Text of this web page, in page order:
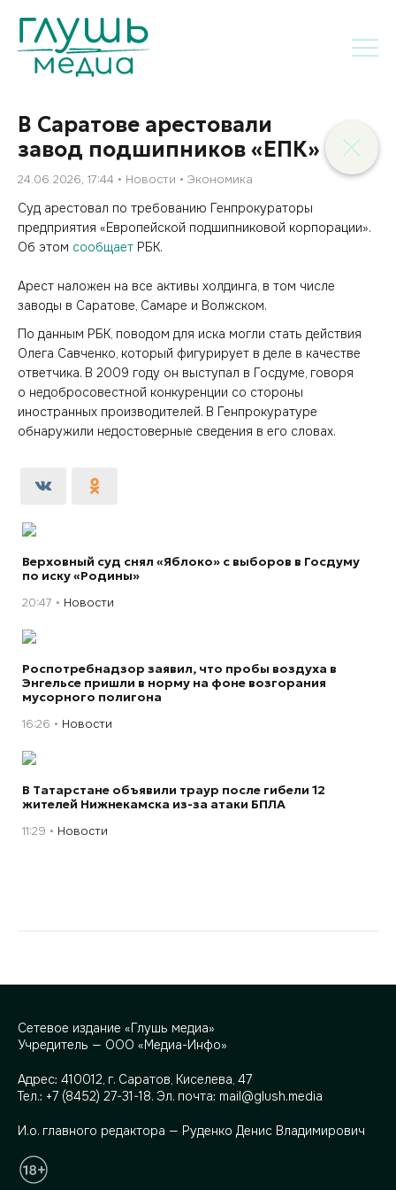
В Саратове арестовали
завод подшипников «ЕПК»
24.06.2026, 17:44 Новости Экономика
Суд арестовал по требованию Генпрокураторы
предприятия «Европейской подшипниковой корпорации».
Об этом сообщает РБК.
Арест наложен на все активы холдинга, в том числе
заводы в Саратове, Самаре и Волжском.
По данным РБК, поводом для иска могли стать действия
Олега Савченко, который фигурирует в деле в качестве
ответчика. В 2009 году он выступал в Госдуме, говоря
о недобросовестной конкуренции со стороны
иностранных производителей. В Генпрокуратуре
обнаружили недостоверные сведения в его словах.
Верховный суд снял «Яблоко» с выборов в Госдуму
по иску «Родины»
20:47 Новости
Роспотребнадзор заявил, что пробы воздуха в
Энгельсе пришли в норму на фоне возгорания
мусорного полигона
16:26 Новости
В Татарстане объявили траур после гибели 12
жителей Нижнекамска из-за атаки БПЛА
11:29 Новости
Сетевое издание «Глушь медиа»
Учредитель — ООО «Медиа-Инфо»
Адрес: 410012, г. Саратов, Киселева, 47
Тел.: +7 (8452) 27-31-18. Эл. почта: mail@glush.media
И.о. главного редактора — Руденко Денис Владимирович